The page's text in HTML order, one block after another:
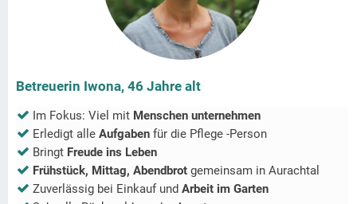
Betreuerin Iwona, 46 Jahre alt
Im Fokus: Viel mit Menschen unternehmen
Erledigt alle Aufgaben für die Pflege -Person
Bringt Freude ins Leben
Frühstück, Mittag, Abendbrot gemeinsam in Aurachtal
Zuverlässig bei Einkauf und Arbeit im Garten